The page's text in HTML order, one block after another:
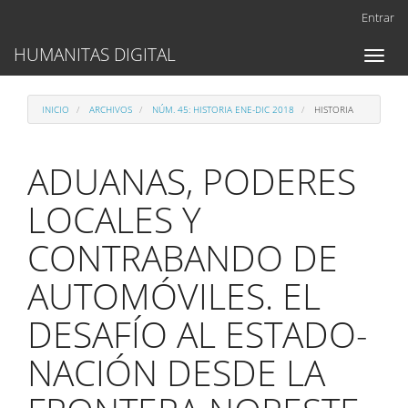
Contenido
principal
lateral
Entrar
Toggle
HUMANITAS DIGITAL
INICIO ARCHIVOS NÚM. 45: HISTORIA ENE-DIC 2018 HISTORIA
ADUANAS, PODERES
LOCALES Y
CONTRABANDO DE
AUTOMÓVILES. EL
DESAFÍO AL ESTADO-
NACIÓN DESDE LA